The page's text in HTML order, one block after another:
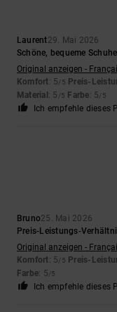
Laurent29. Mai 2026
Schöne, bequeme Schuhe
Original anzeigen -
Komfort: 5/5 Preis-
Material: 5 /5 Farbe: 5/5
Ich empfehle dieses
Bruno25. Mai 2026
Preis-Leistungs-
Original anzeigen -
Komfort: 5/5 Preis-
Farbe: 5/5
Ich empfehle dieses